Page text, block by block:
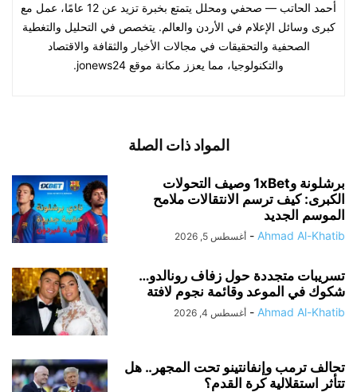
أحمد الحاتب — صحفي ومحلل يتمتع بخبرة تزيد عن 12 عامًا، عمل مع
كبرى وسائل الإعلام في الأردن والعالم. يتخصص في التحليل والتغطية
الصحفية والتحقيقات في مجالات الأخبار والثقافة والاقتصاد
والتكنولوجيا، مما يعزز مكانة موقع jonews24.
المواد ذات الصلة
برشلونة و1xBet وصيف التحولات
الكبرى: كيف ترسم الانتقالات ملامح
الموسم الجديد
Ahmad Al-Khatib
- أغسطس 5, 2026
تسريبات متجددة حول زفاف رونالدو…
شكوك في الموعد وقائمة نجوم لافتة
Ahmad Al-Khatib
- أغسطس 4, 2026
تحالف ترمب وإنفانتينو تحت المجهر.. هل
تتأثر استقلالية كرة القدم؟